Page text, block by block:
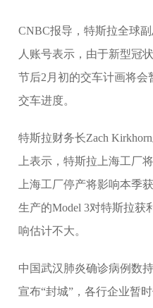
CNBC报导，特斯拉全球
人账号表示，由于新型冠
节后2月初的交车计画将会
交车进度。
特斯拉财务长Zach
上表示，特斯拉上海工厂
上海工厂停产将影响本季
生产的Model 3对特斯拉获
响估计不大。
中国武汉肺炎确诊病例数
宣布“封城”，各行企业暂